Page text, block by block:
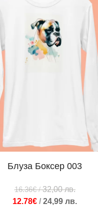
Блуза Боксер 003
16.36€/32,00лв.
12.78€ /24,99лв.